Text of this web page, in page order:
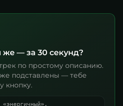
же — за 30 секунд?
по простому описанию.
подставлены — тебе
кнопку.